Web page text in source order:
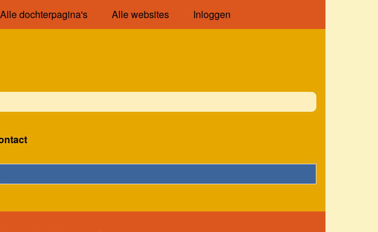
Alle dochterpagina's Alle websites Inloggen